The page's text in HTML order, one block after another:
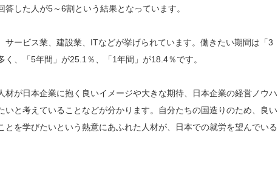
答した人が5～6割という結果となっています。
サービス業、建設業、ITなどが挙げられています。働きたい期間は「3
、「5年間」が25.1％、「1年間」が18.4％です。
材が日本企業に抱く良いイメージや大きな期待、日本企業の経営ノウハ
いと考えていることなどが分かります。自分たちの国造りのため、良い
とを学びたいという熱意にあふれた人材が、日本での就労を望んでいる